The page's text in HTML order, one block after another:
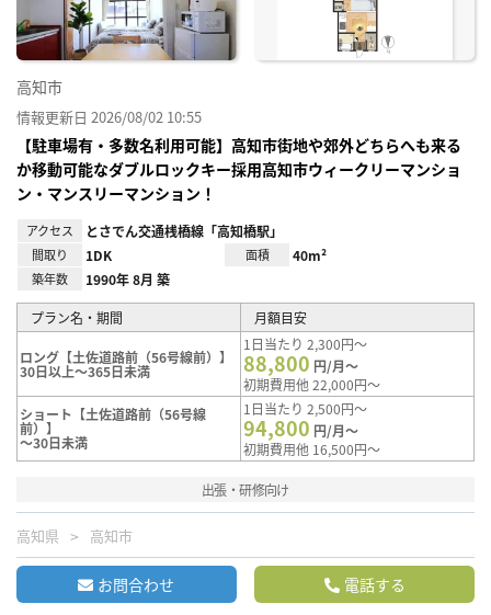
高知市
情報更新日 2026/08/02 10:55
【駐車場有・多数名利用可能】高知市街地や郊外どちらへも来る
か移動可能なダブルロックキー採用高知市ウィークリーマンショ
ン・マンスリーマンション！
アクセス とさでん交通桟橋線「高知橋駅」
間取り 1DK 面積 40m²
築年数 1990年 8月 築
プラン名・期間 月額目安
ロング【土佐道路前（56号線前）】
30日以上～365日未満
1日当たり 2,300円～
88,800 円/月～
初期費用他 22,000円～
ショート【土佐道路前（56号線
前）】
～30日未満
1日当たり 2,500円～
94,800 円/月～
初期費用他 16,500円～
出張・研修向け
高知県 高知市
お問合わせ 電話する